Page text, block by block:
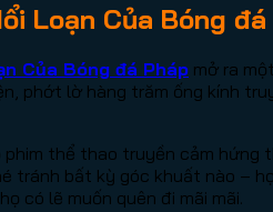
Loạn Của Bóng
Của Bóng đá Pháp mở ra
phớt lờ hàng trăm ống kính
thể thao truyền cảm hứng
tránh bất kỳ góc khuất nào –
có lẽ muốn quên đi mãi mãi.